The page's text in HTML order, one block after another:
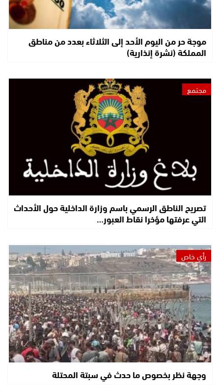
موجة حر من اليوم الأحد إلى الثلاثاء بعدد من مناطق
المملكة (نشرة إنذارية)
مجتمع
تصريح الناطق الرسمي باسم وزارة الداخلية حول الأحداث
التي عرفتها مؤخرا نقاط العبور…
رأي خاص
وجهة نظر بخصوص ما حدث في سبتة المحتلة